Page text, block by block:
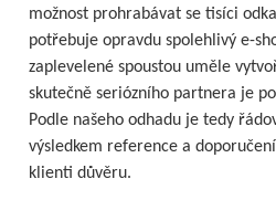
možnost prohrabávat se tisíci
potřebuje opravdu spolehlivý e-
zaplevelené spoustou uměle
skutečně seriózního partnera je
Podle našeho odhadu je tedy
výsledkem reference a
klienti důvěru.